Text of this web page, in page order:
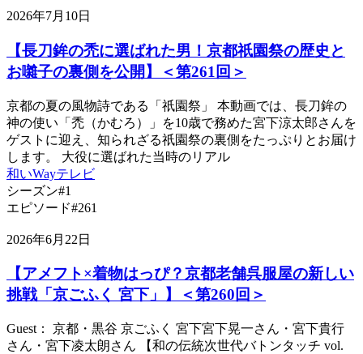
2026年7月10日
【長刀鉾の禿に選ばれた男！京都祇園祭の歴史と
お囃子の裏側を公開】＜第261回＞
京都の夏の風物詩である「祇園祭」 本動画では、長刀鉾の
神の使い「禿（かむろ）」を10歳で務めた宮下涼太郎さんを
ゲストに迎え、知られざる祇園祭の裏側をたっぷりとお届け
します。 大役に選ばれた当時のリアル
和いWayテレビ
シーズン#1
エピソード#261
2026年6月22日
【アメフト×着物はっぴ？京都老舗呉服屋の新しい
挑戦「京ごふく 宮下」】＜第260回＞
Guest： 京都・黒谷 京ごふく 宮下宮下晃一さん・宮下貴行
さん・宮下凌太朗さん 【和の伝統次世代バトンタッチ vol.